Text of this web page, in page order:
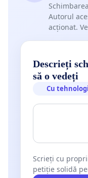
Autorul
acționat.
Descrieți
să o vedeți
Cu
Scrieți cu
petiție solidă